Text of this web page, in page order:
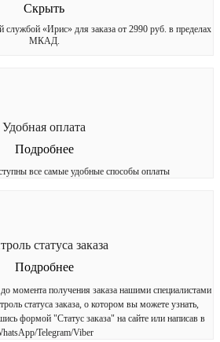
Скрыть
службой «Ирис» для заказа от 2990 руб. в пределах
МКАД.
Удобная оплата
Подробнее
все самые удобные способы оплаты
статуса заказа
Подробнее
момента получения заказа нашими специалистами
статуса заказа, о котором вы можете узнать,
формой "Статус заказа" на сайте или написав в
Telegram/Viber